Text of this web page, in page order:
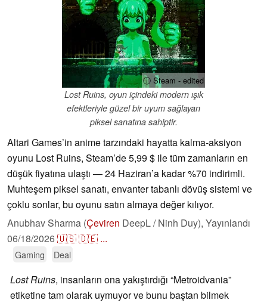
ⓘ Steam - edited
Lost Ruins, oyun içindeki modern ışık
efektleriyle güzel bir uyum sağlayan
piksel sanatına sahiptir.
Altari Games’in anime tarzındaki hayatta kalma-aksiyon
oyunu Lost Ruins, Steam’de 5,99 $ ile tüm zamanların en
düşük fiyatına ulaştı — 24 Haziran’a kadar %70 indirimli.
Muhteşem piksel sanatı, envanter tabanlı dövüş sistemi ve
çoklu sonlar, bu oyunu satın almaya değer kılıyor.
Anubhav Sharma (Çeviren DeepL / Ninh Duy), Yayınlandı
06/18/2026🇺🇸🇩🇪 ...
Gaming Deal
Lost Ruins, insanların ona yakıştırdığı “Metroidvania”
etiketine tam olarak uymuyor ve bunu baştan bilmek